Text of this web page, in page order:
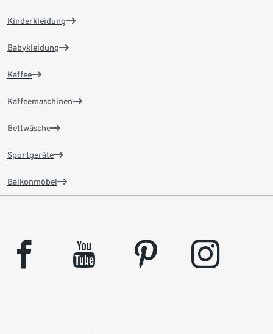
Kinderkleidung
Babykleidung
Kaffee
Kaffeemaschinen
Bettwäsche
Sportgeräte
Balkonmöbel
facebook youtube pinterest instagram